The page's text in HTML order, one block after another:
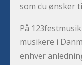
som du ønsker
På
musikere i
enhver